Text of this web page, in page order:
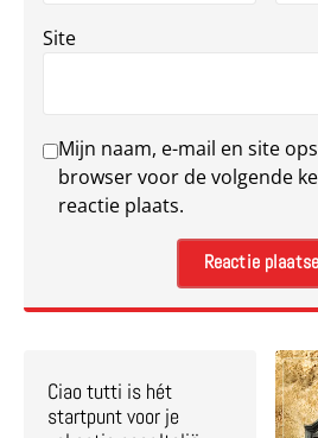
Site
Mijn naam, e-mail en site
browser voor de volgende
reactie plaats.
Ciao tutti is hét
startpunt voor je